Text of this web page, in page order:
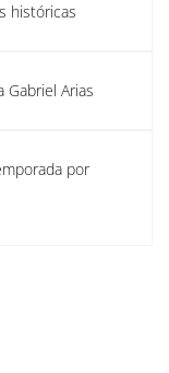
históricas
Gabriel Arias
por